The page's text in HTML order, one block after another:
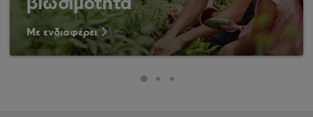
Με ενδιαφέρει